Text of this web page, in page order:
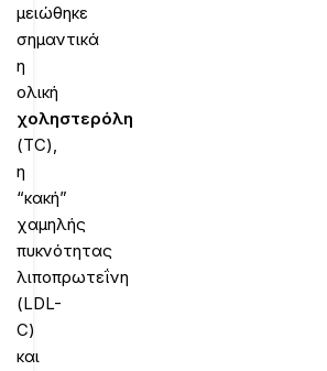
μειώθηκε
σημαντικά
η
ολική
χοληστερόλη
(TC),
η
“κακή”
χαμηλής
πυκνότητας
λιποπρωτεΐνη
(LDL-
C)
και